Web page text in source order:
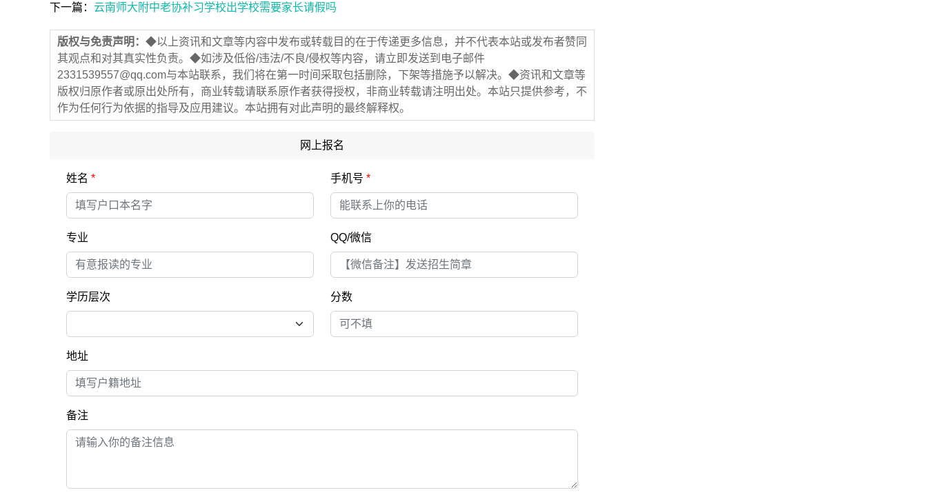
下一篇： 云南师大附中老协补习学校出学校需要家长请假吗
版权与免责声明： ◆以上资讯和文章等内容中发布或转载目的在于传递更多信息，并不代表本站或发布者赞同
其观点和对其真实性负责。◆如涉及低俗/违法/不良/侵权等内容，请立即发送到电子邮件
2331539557@qq.com与本站联系，我们将在第一时间采取包括删除，下架等措施予以解决。◆资讯和文章等
版权归原作者或原出处所有，商业转载请联系原作者获得授权，非商业转载请注明出处。本站只提供参考，不
作为任何行为依据的指导及应用建议。本站拥有对此声明的最终解释权。
网上报名
姓名 * 手机号 *
专业 QQ/微信
学历层次 分数
地址
备注